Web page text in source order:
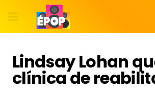
Lindsay Lohan
clínica de